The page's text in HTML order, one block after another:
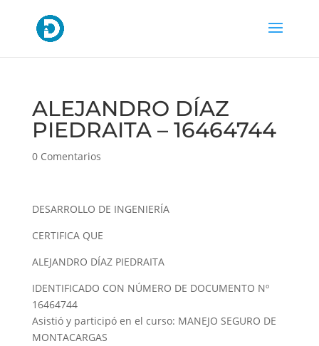
ALEJANDRO DÍAZ
PIEDRAITA – 16464744
0 Comentarios
DESARROLLO DE INGENIERÍA
CERTIFICA QUE
ALEJANDRO DÍAZ PIEDRAITA
IDENTIFICADO CON NÚMERO DE DOCUMENTO Nº
16464744
Asistió y participó en el curso: MANEJO SEGURO DE
MONTACARGAS